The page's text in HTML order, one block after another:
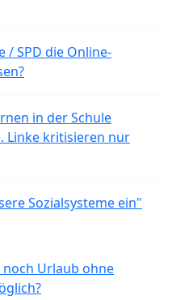
/ SPD die Online-
in der Schule
Linke kritisieren nur
Sozialsysteme ein"
Urlaub ohne